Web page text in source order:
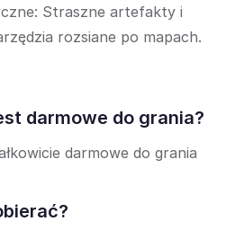
Straszne artefakty i
rozsiane po mapach.
darmowe do grania?
darmowe do grania